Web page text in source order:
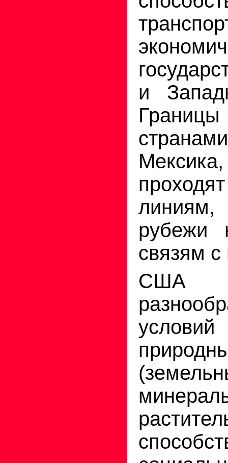
и
рубежи
связям
США